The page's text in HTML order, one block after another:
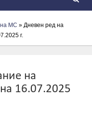
на МС » Дневен ред на
г.
на
16.07.2025